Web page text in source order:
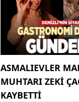
ASMALIEVLER
MUHTARI ZEKI
KAYBETTI